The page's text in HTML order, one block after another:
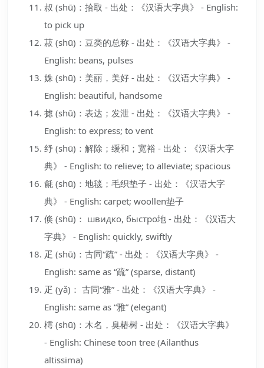
叔 (shū)：拾取 - 出处：《汉语大字典》 - English:
to pick up
菽 (shū)：豆类的总称 - 出处：《汉语大字典》 -
English: beans, pulses
姝 (shū)：美丽，美好 - 出处：《汉语大字典》 -
English: beautiful, handsome
摅 (shū)：表达；发泄 - 出处：《汉语大字典》 -
English: to express; to vent
纾 (shū)：解除；缓和；宽裕 - 出处：《汉语大字
典》 - English: to relieve; to alleviate; spacious
毹 (shū)：地毯；毛织垫子 - 出处：《汉语大字
典》 - English: carpet; woollen垫子
倏 (shū)： швидко, быстро地 - 出处：《汉语大
字典》 - English: quickly, swiftly
疋 (shū)：古同“疏” - 出处：《汉语大字典》 -
English: same as “疏” (sparse, distant)
疋 (yǎ)： 古同“雅” - 出处：《汉语大字典》 -
English: same as “雅” (elegant)
樗 (shū)：木名，臭椿树 - 出处：《汉语大字典》
- English: Chinese toon tree (Ailanthus
altissima)